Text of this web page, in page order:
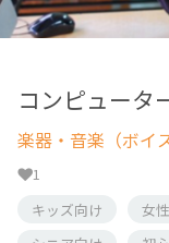
コンピュータ
楽器・音楽（ボイ
1
キッズ向け
女